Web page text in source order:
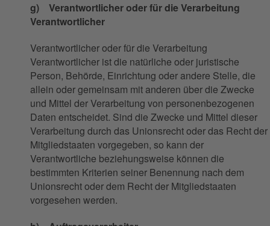
g) Verantwortlicher oder für die Verarbeitung
Verantwortlicher
Verantwortlicher oder für die Verarbeitung
Verantwortlicher ist die natürliche oder juristische
Person, Behörde, Einrichtung oder andere Stelle, die
allein oder gemeinsam mit anderen über die Zwecke
und Mittel der Verarbeitung von personenbezogenen
Daten entscheidet. Sind die Zwecke und Mittel dieser
Verarbeitung durch das Unionsrecht oder das Recht der
Mitgliedstaaten vorgegeben, so kann der
Verantwortliche beziehungsweise können die
bestimmten Kriterien seiner Benennung nach dem
Unionsrecht oder dem Recht der Mitgliedstaaten
vorgesehen werden.